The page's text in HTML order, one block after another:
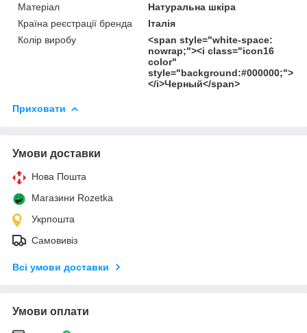
Матеріал
Натуральна шкіра
Країна реєстрації бренда
Італія
Колір виробу
<span style="white-space:
nowrap;"><i class="icon16
color"
style="background:#000000;">
</i>Черный</span>
Приховати
Умови доставки
Нова Пошта
Магазини Rozetka
Укрпошта
Самовивіз
Всі умови доставки
Умови оплати